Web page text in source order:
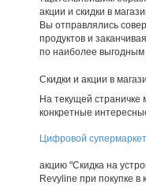
акции и скидки в
Вы отправлялись
продуктов и
по наиболее выгодным
Скидки и акции в
На текущей страничке
конкретные
Цифровой
акцию "Скидка на
Revyline при покупке в